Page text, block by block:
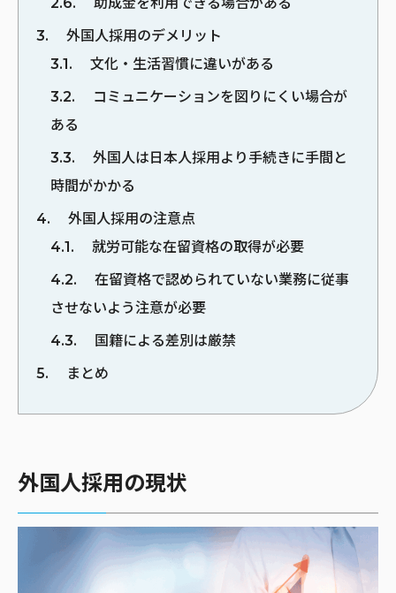
3
外国人採用のデメリット
3.1
文化・生活習慣に違いがある
3.2
コミュニケーションを図りにくい場合が
ある
3.3
外国人は日本人採用より手続きに手間と
時間がかかる
4
外国人採用の注意点
4.1
就労可能な在留資格の取得が必要
4.2
在留資格で認められていない業務に従事
させないよう注意が必要
4.3
国籍による差別は厳禁
5
まとめ
外国人採用の現状